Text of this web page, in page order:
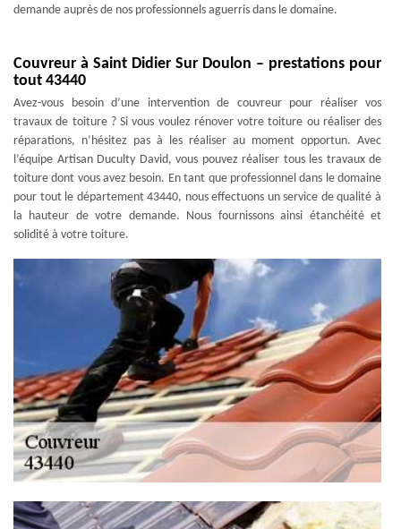
demande auprès de nos professionnels aguerris dans le domaine.
Couvreur à Saint Didier Sur Doulon – prestations pour
tout 43440
Avez-vous besoin d’une intervention de couvreur pour réaliser vos
travaux de toiture ? Si vous voulez rénover votre toiture ou réaliser des
réparations, n’hésitez pas à les réaliser au moment opportun. Avec
l’équipe Artisan Duculty David, vous pouvez réaliser tous les travaux de
toiture dont vous avez besoin. En tant que professionnel dans le domaine
pour tout le département 43440, nous effectuons un service de qualité à
la hauteur de votre demande. Nous fournissons ainsi étanchéité et
solidité à votre toiture.